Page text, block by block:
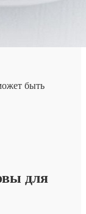
быть
для